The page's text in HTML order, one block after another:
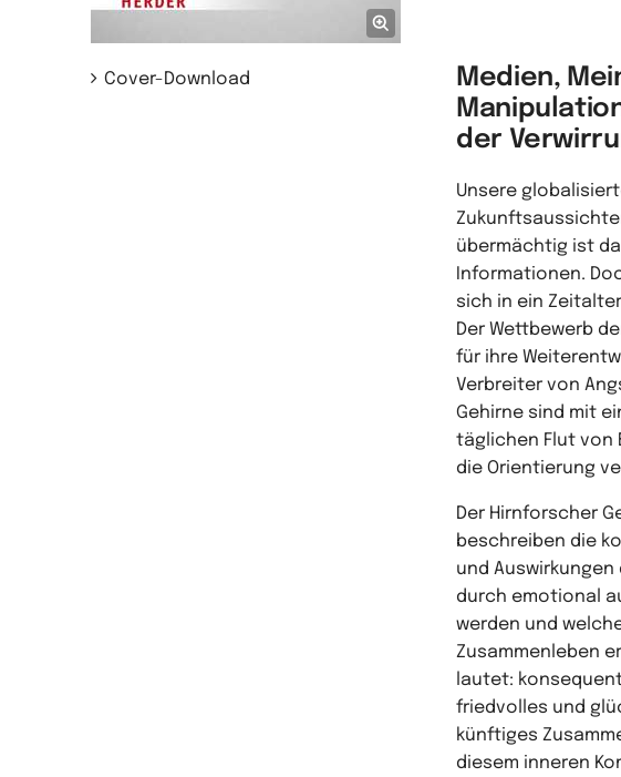
Cover-Download
Medien,
der
Unsere
übermächtig ist
Informationen.
sich in ein
Der Wettbewerb
für ihre
Verbreiter von
Gehirne sind mit
täglichen Flut von
die Orientierung
Der Hirnforscher
beschreiben die
und Auswirkungen
durch emotional
werden und
Zusammenleben
lautet:
friedvolles und
künftiges
diesem inneren